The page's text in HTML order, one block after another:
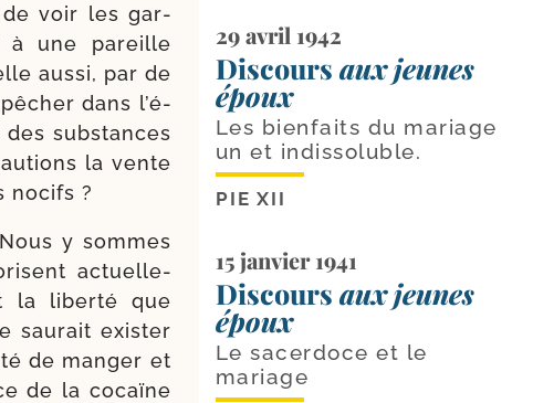
de voir les gar­
à une pareille
aus­si, par de
dans l’é­
sub­stances
la vente
nocifs ?
y sommes
actuel­le­
la liber­té que
sau­rait exis­ter
de man­ger et
de la cocaïne
29 avril 1942
Discours aux jeunes
époux
Les bienfaits du mariage
un et indissoluble.
PIE XII
15 janvier 1941
Discours aux jeunes
époux
Le sacerdoce et le
mariage